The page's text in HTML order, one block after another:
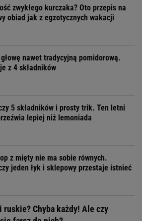
zwykłego kurczaka? Oto przepis na
obiad jak z egzotycznych wakacji
nawet tradycyjną pomidorową.
z 4 składników
5 składników i prosty trik. Ten letni
lepiej niż lemoniada
z mięty nie ma sobie równych.
jeden łyk i sklepowy przestaje istnieć
Chyba każdy! Ale czy